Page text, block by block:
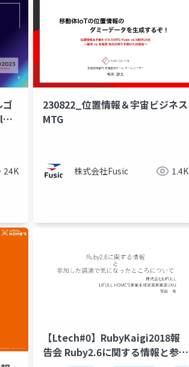
24K
230822_位置情報＆宇宙ビジネス
MTG
株式会社Fusic 1.4K
【Ltech#0】RubyKaigi2018報
告会 Ruby2.6に関する情報と参加